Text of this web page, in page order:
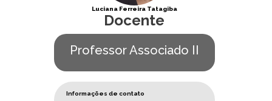
Luciana Ferreira Tatagiba
Docente
Professor Associado II
Informações de contato